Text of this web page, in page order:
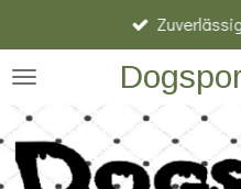
Hauptinhalt
springen